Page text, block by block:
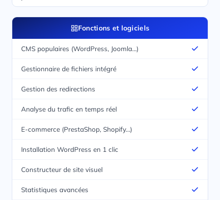
Fonctions et logiciels
CMS populaires (WordPress, Joomla…)
Gestionnaire de fichiers intégré
Gestion des redirections
Analyse du trafic en temps réel
E-commerce (PrestaShop, Shopify…)
Installation WordPress en 1 clic
Constructeur de site visuel
Statistiques avancées